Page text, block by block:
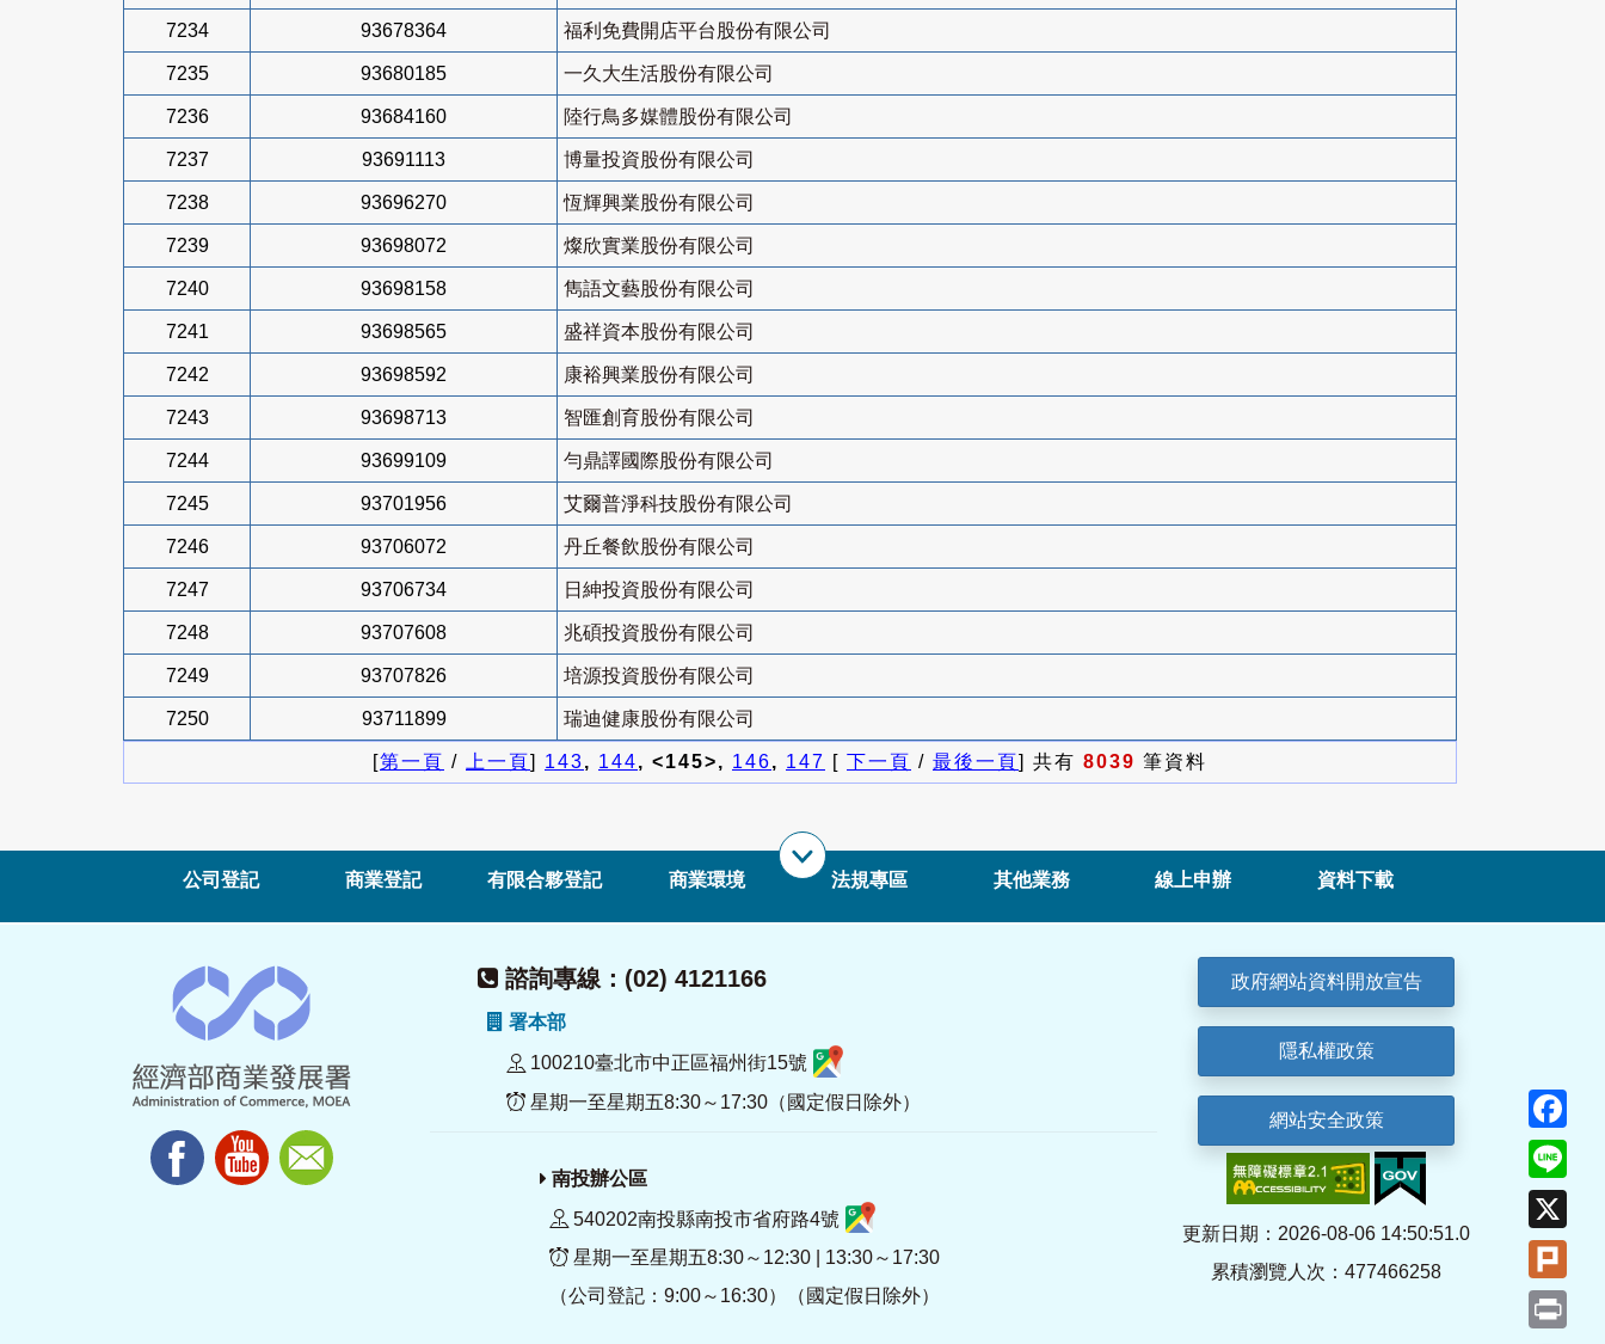
7234 93678364 福利免費開店平台股份有限公司
7235 93680185 一久大生活股份有限公司
7236 93684160 陸行鳥多媒體股份有限公司
7237 93691113 博量投資股份有限公司
7238 93696270 恆輝興業股份有限公司
7239 93698072 燦欣實業股份有限公司
7240 93698158 雋語文藝股份有限公司
7241 93698565 盛祥資本股份有限公司
7242 93698592 康裕興業股份有限公司
7243 93698713 智匯創育股份有限公司
7244 93699109 勻鼎譯國際股份有限公司
7245 93701956 艾爾普淨科技股份有限公司
7246 93706072 丹丘餐飲股份有限公司
7247 93706734 日紳投資股份有限公司
7248 93707608 兆碩投資股份有限公司
7249 93707826 培源投資股份有限公司
7250 93711899 瑞迪健康股份有限公司
[第一頁 / 上一頁] 143, 144, <145>, 146, 147 [ 下一頁 / 最後一頁] 共有 8039 筆資料
公司登記 商業登記 有限合夥登記 商業環境 法規專區 其他業務 線上申辦 資料下載
諮詢專線：(02) 4121166
署本部
100210臺北市中正區福州街15號
星期一至星期五8:30～17:30（國定假日除外）
南投辦公區
540202南投縣南投市省府路4號
星期一至星期五8:30～12:30 | 13:30～17:30
（公司登記：9:00～16:30）（國定假日除外）
政府網站資料開放宣告
隱私權政策
網站安全政策
更新日期：2026-08-06 14:50:51.0
累積瀏覽人次：477466258